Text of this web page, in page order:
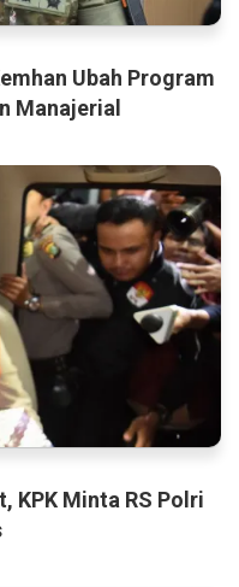
Ubah Program
Manajerial
KPK Minta RS Polri